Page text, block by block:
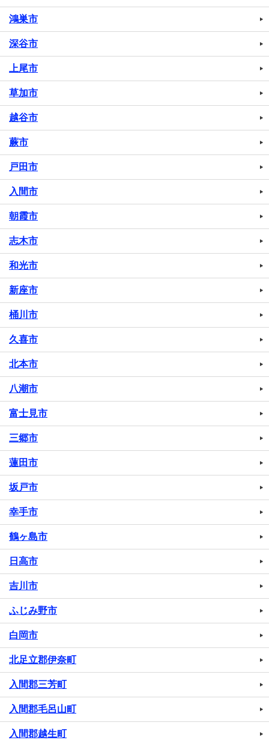
鴻巣市
深谷市
上尾市
草加市
越谷市
蕨市
戸田市
入間市
朝霞市
志木市
和光市
新座市
桶川市
久喜市
北本市
八潮市
富士見市
三郷市
蓮田市
坂戸市
幸手市
鶴ヶ島市
日高市
吉川市
ふじみ野市
白岡市
北足立郡伊奈町
入間郡三芳町
入間郡毛呂山町
入間郡越生町